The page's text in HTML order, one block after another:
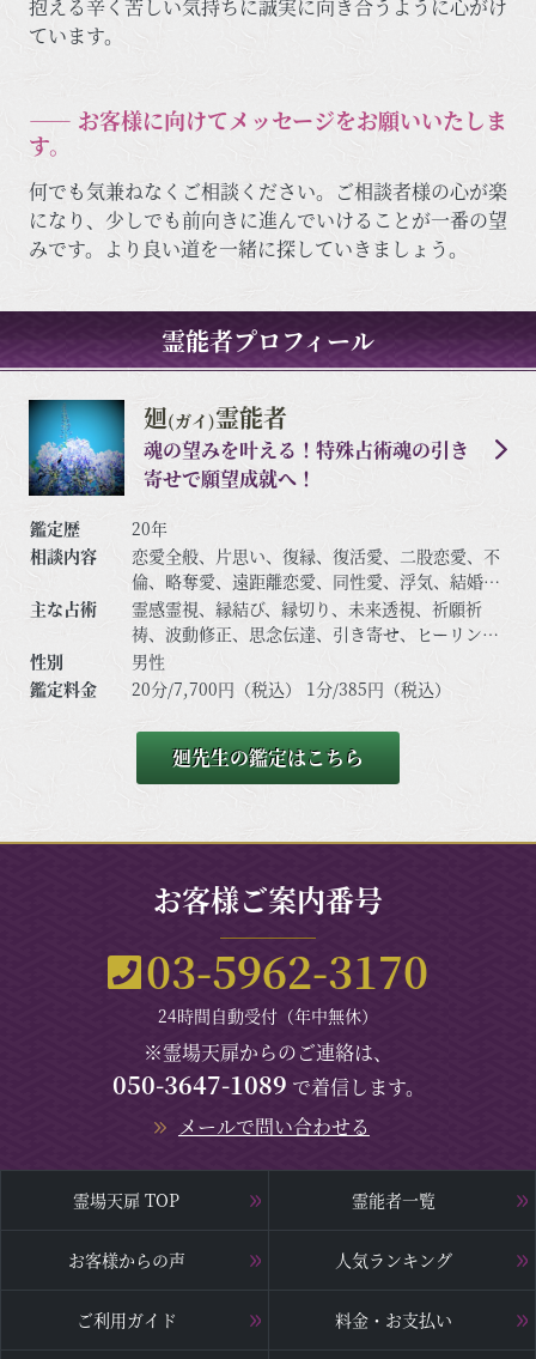
抱える辛く苦しい気持ちに誠実に向き合うように心がけ
ています。
―― お客様に向けてメッセージをお願いいたしま
す。
何でも気兼ねなくご相談ください。ご相談者様の心が楽
になり、少しでも前向きに進んでいけることが一番の望
みです。より良い道を一緒に探していきましょう。
霊能者プロフィール
廻(ガイ)霊能者
魂の望みを叶える！特殊占術魂の引き
寄せで願望成就へ！
鑑定歴
20年
相談内容
恋愛全般、片思い、復縁、復活愛、二股恋愛、不
倫、略奪愛、遠距離恋愛、同性愛、浮気、結婚、
離婚、夫婦問題、家庭/家族問題、親子、育児、教
育、介護、引っ越し、仕事全般、適職、経営、進
路、人間関係、相性、ママ友、相手の気持ち、人
生相談、開運、運勢、健康、金銭、など
主な占術
霊感霊視、縁結び、縁切り、未来透視、祈願祈
祷、波動修正、思念伝達、引き寄せ、ヒーリン
グ、チャネリング、オーラ、守護霊対話、高次と
の交信、西洋占星術、リーディングなど
性別
男性
鑑定料金
20分/7,700円（税込） 1分/385円（税込）
廻先生の鑑定はこちら
お客様ご案内番号
03-5962-3170
24時間自動受付（年中無休）
※霊場天扉からのご連絡は、
050-3647-1089 で着信します。
メールで問い合わせる
霊場天扉 TOP 霊能者一覧
お客様からの声 人気ランキング
ご利用ガイド 料金・お支払い